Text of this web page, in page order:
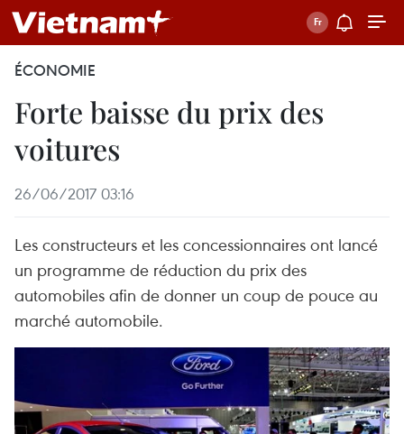
ÉCONOMIE
Forte baisse du prix des
voitures
26/06/2017 03:16
Les constructeurs et les concessionnaires ont lancé
un programme de réduction du prix des
automobiles afin de donner un coup de pouce au
marché automobile.